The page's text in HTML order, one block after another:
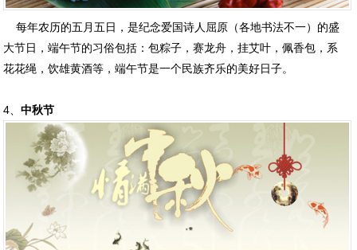
每年农历的五月五日，是纪念爱国诗人屈原（各地书法不一）的盛
大节日，端午节的习俗包括：包粽子，赛龙舟，挂艾叶，佩香包，系
花花绳，饮雄黄酒等，端午节是一个民族齐乐的美好日子。
4、中秋节